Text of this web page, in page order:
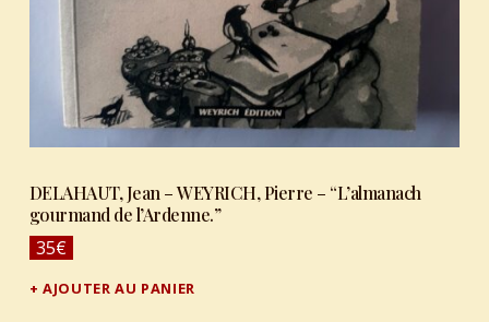
DELAHAUT, Jean – WEYRICH, Pierre – “L’almanach
gourmand de l’Ardenne.”
35€
AJOUTER AU PANIER